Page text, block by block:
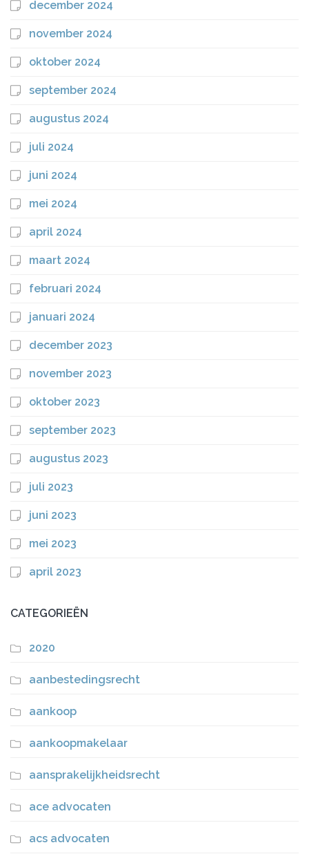
december 2024
november 2024
oktober 2024
september 2024
augustus 2024
juli 2024
juni 2024
mei 2024
april 2024
maart 2024
februari 2024
januari 2024
december 2023
november 2023
oktober 2023
september 2023
augustus 2023
juli 2023
juni 2023
mei 2023
april 2023
CATEGORIEËN
2020
aanbestedingsrecht
aankoop
aankoopmakelaar
aansprakelijkheidsrecht
ace advocaten
acs advocaten